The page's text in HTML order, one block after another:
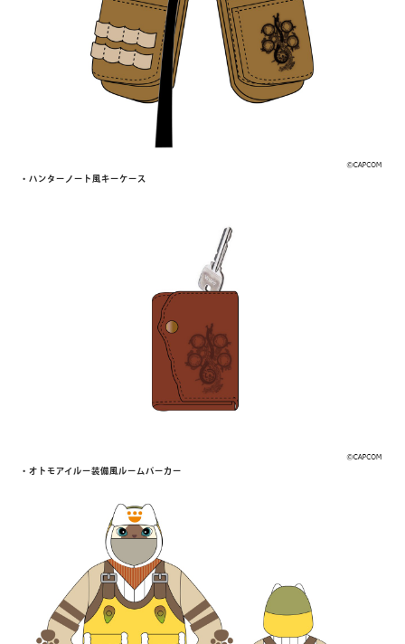
・ハンターノート風キーケース
・オトモアイルー装備風ルームパーカー